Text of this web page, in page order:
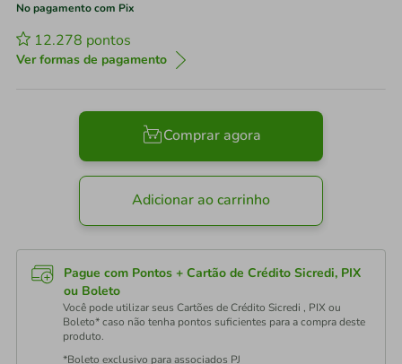
No pagamento com Pix
12.278 pontos
Ver formas de pagamento
Comprar agora
Adicionar ao carrinho
Pague com Pontos + Cartão de Crédito Sicredi, PIX
ou Boleto
Você pode utilizar seus Cartões de Crédito Sicredi , PIX ou
Boleto* caso não tenha pontos suficientes para a compra deste
produto.
*Boleto exclusivo para associados PJ